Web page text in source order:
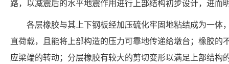
路，以减震后的水平地震作用进行上部结构初步设计，进而
各层橡胶与其上下钢板经加压硫化牢固地粘结成为一体
直荷载，且能将上部构造的压力可靠地传递给墩台；橡胶的
应梁端的转动；分层橡胶有较大的剪切变形以满足上部结构